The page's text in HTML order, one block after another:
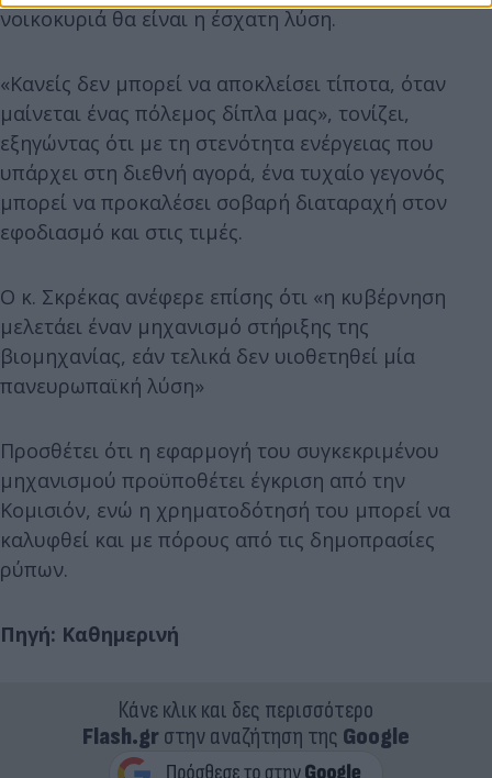
νοικοκυριά θα είναι η έσχατη λύση.
«Κανείς δεν μπορεί να αποκλείσει τίποτα, όταν
μαίνεται ένας πόλεμος δίπλα μας», τονίζει,
εξηγώντας ότι με τη στενότητα ενέργειας που
υπάρχει στη διεθνή αγορά, ένα τυχαίο γεγονός
μπορεί να προκαλέσει σοβαρή διαταραχή στον
εφοδιασμό και στις τιμές.
Ο κ. Σκρέκας ανέφερε επίσης ότι «η κυβέρνηση
μελετάει έναν μηχανισμό στήριξης της
βιομηχανίας, εάν τελικά δεν υιοθετηθεί μία
πανευρωπαϊκή λύση»
Προσθέτει ότι η εφαρμογή του συγκεκριμένου
μηχανισμού προϋποθέτει έγκριση από την
Κομισιόν, ενώ η χρηματοδότησή του μπορεί να
καλυφθεί και με πόρους από τις δημοπρασίες
ρύπων.
Πηγή: Καθημερινή
Κάνε κλικ και δες περισσότερο
Flash.grστην αναζήτηση της Google